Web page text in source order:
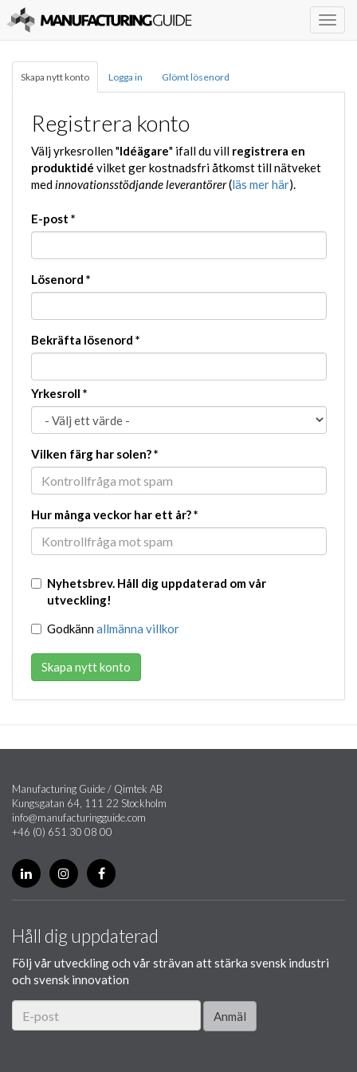
Skapa nytt konto Logga in Glömt lösenord
Registrera konto
Välj yrkesrollen "Idéägare" ifall du vill registrera en
produktidé vilket ger kostnadsfri åtkomst till nätveket
medinnovationsstödjande leverantörer(läs mer här).
E-post *
Lösenord *
Bekräfta lösenord *
Yrkesroll *
Vilken färg har solen?*
Hur många veckor har ett år?*
Nyhetsbrev. Håll dig uppdaterad om vår
utveckling!
Godkännallmänna villkor
Skapa nytt konto
Manufacturing Guide / Qimtek AB
Kungsgatan 64, 111 22 Stockholm
info@manufacturingguide.com
+46 (0) 651 30 08 00
Håll dig uppdaterad
Följ vår utveckling och vår strävan att stärka svensk industri
och svensk innovation
Anmäl